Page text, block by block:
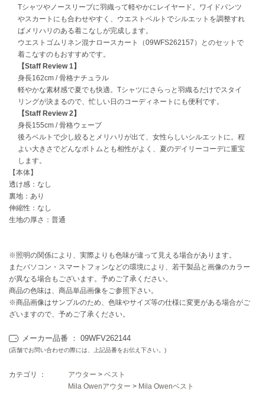
コンバース
DANSKIN
ダンスキン
EIMY ISTOIRE
エイミー イストワール
emmi
エミ
emmi atelier
エミ アトリエ
emmi yoga
ETRÉ TOKYO
エトレトウキョウ
ey
アイ
FILA
フィラ
FRAY I.D
Tシャツやノースリーブに羽織って軽やかにレイヤード。ワイドパンツ
やスカートにも合わせやすく、ウエストベルトでシルエットを調整すれ
ばメリハリのある着こなしが完成します。
ウエストゴムリネン混ナロースカート（09WFS262157）とのセットで
着こなすのもおすすめです。
【Staff Review 1】
身長162cm / 骨格ナチュラル
軽やかな素材感で夏でも快適。Tシャツにさらっと羽織るだけでスタイ
リングが決まるので、忙しい日のコーディネートにも便利です。
【Staff Review 2】
身長155cm / 骨格ウェーブ
後ろベルトで少し絞るとメリハリが出て、女性らしいシルエットに。程
よい大きさでどんなボトムとも相性がよく、夏のデイリーコーデに重宝
します。
【本体】
透け感：なし
裏地：あり
伸縮性：なし
生地の厚さ：普通
※照明の関係により、実際よりも色味が違って見える場合があります。
またパソコン・スマートフォンなどの環境により、若干製品と画像のカラー
が異なる場合もございます。予めご了承ください。
商品の色味は、商品単品画像をご参照下さい。
※商品画像はサンプルのため、色味やサイズ等の仕様に変更がある場合がご
ざいますので、予めご了承ください。
メーカー品番 ： 09WFV262144
(店舗でお問い合わせの際には、上記品番をお伝え下さい。)
カテゴリ ： アウター > ベスト
Mila Owenアウター > Mila Owenベスト